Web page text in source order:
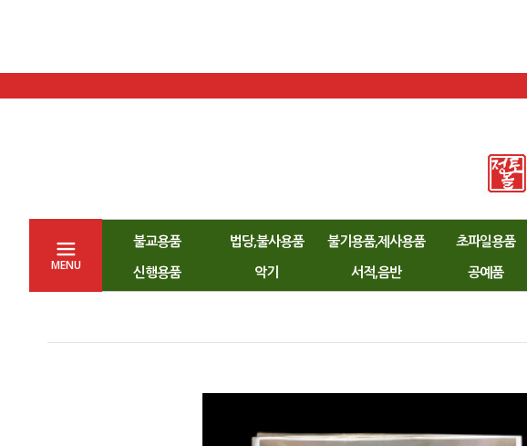
MENU
불교용품 법당,불사용품 불기용품,제사용품 초파일용품
신행용품
악기 서적,음반 공예품